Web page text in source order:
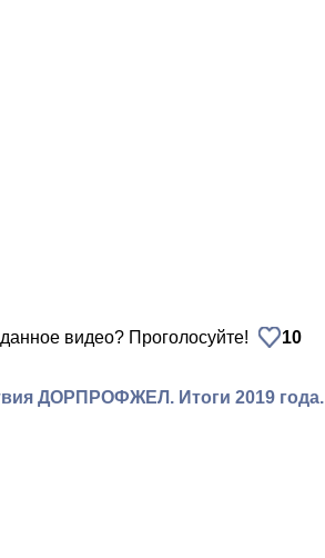
видео? Проголосуйте! 10
ДОРПРОФЖЕЛ. Итоги 2019 года.